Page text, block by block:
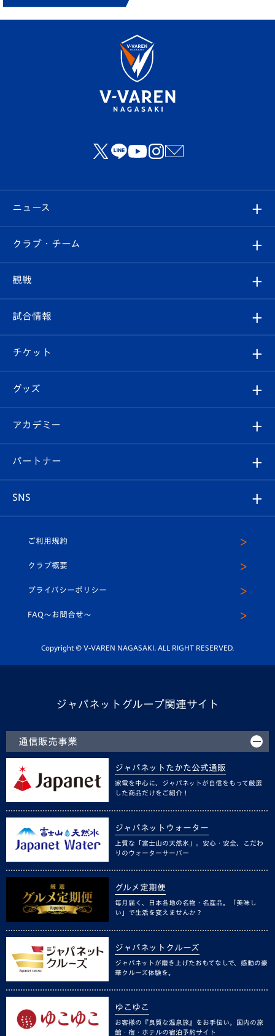
ニュース
すべて
クラブ
試合情報
チケット
イベント
メディア
ホームタウン
クラブ・チーム
クラブ概要
エンブレム紹介
スタッフプロフィール
マスコット紹介
平和祈念活動
ホームタウン活動
観戦
観戦ルール
はじめての観戦ガイド
Revive Team
ヴィヴィくんの長崎おもてなしガイド
試合情報
試合日程/結果
フォトギャラリー
スタジアムグルメ
チケット
チケット
V-LOVERS（ファンクラブ）
プレイヤーズスイート
グッズ
オンラインショップ
店舗情報
アカデミー
育成からのお知らせ
U-18
スクール
パートナー
SNS
ヴィヴィくんインスタグラム
公式LINE＠
ご利用規約
クラブ概要
プライバシーポリシー
FAQ〜お問合せ〜
Copyright © V-VAREN NAGASAKI. ALL RIGHT RESERVED.
ジャパネットグループ関連サイト
通信販売事業
ジャパネットたかた公式通販
家電を中心に、ジャパネットが自信をもって厳選
した商品だけをご紹介！
ジャパネットウォーター
上質な「富士山の天然水」。安心・安全、こだわ
りのウォーターサーバー
グルメ定期便
毎月届く、日本各地の名物・名産品。「美味し
い」で生活を変えませんか？
ジャパネットクルーズ
ジャパネットが磨き上げたおもてなしで、感動の豪
華クルーズ体験を。
ゆこゆこ
お客様の『良質な温泉旅』をお手伝い。国内の旅
館・宿・ホテルの宿泊予約サイト